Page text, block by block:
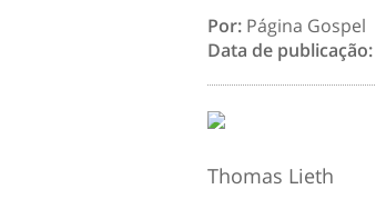
Por: Página Gospel
Data de publicação:
Thomas Lieth